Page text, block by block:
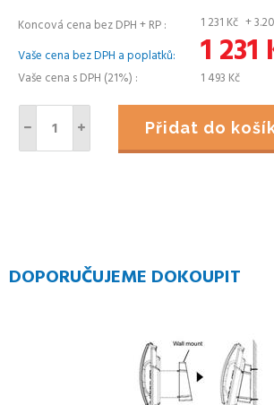
Koncová cena bez DPH + RP 1 231 Kč + 3.20
Vaše cena bez DPH a poplatků
1 231
Vaše cena s DPH (21%) 1 493 Kč
Přidat do
DOPORUČUJEME DOKOUPIT